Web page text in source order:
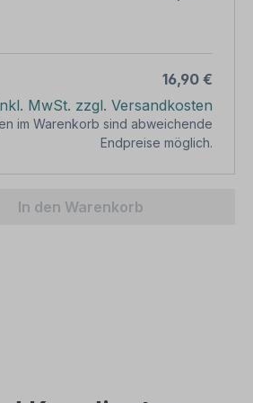
16,90 €
MwSt. zzgl. Versandkosten
im Warenkorb sind abweichende
Endpreise möglich.
gewünschten Wert
In den Warenkorb